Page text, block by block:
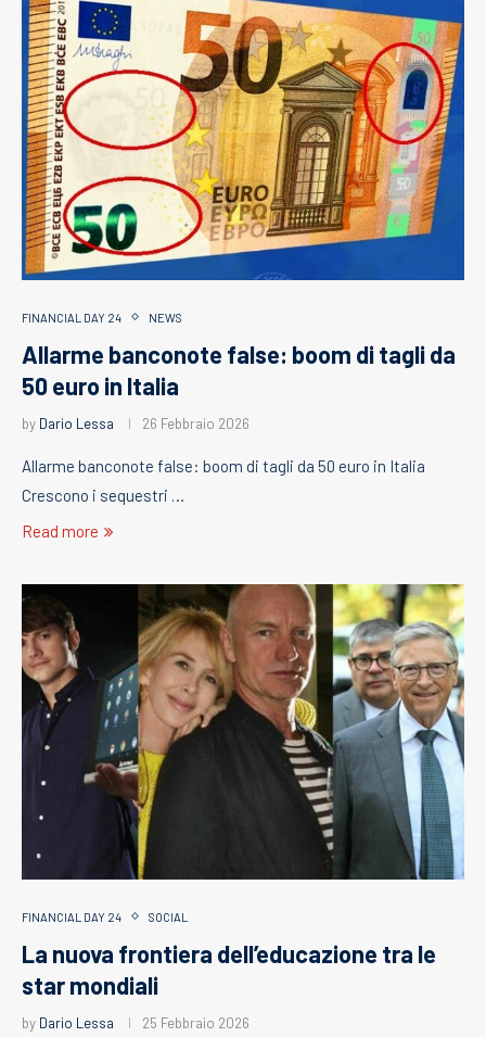
FINANCIAL DAY 24 NEWS
Allarme banconote false: boom di tagli da
50 euro in Italia
by Dario Lessa 26 Febbraio 2026
Allarme banconote false: boom di tagli da 50 euro in Italia
Crescono i sequestri …
Read more
FINANCIAL DAY 24 SOCIAL
La nuova frontiera dell’educazione tra le
star mondiali
by Dario Lessa 25 Febbraio 2026